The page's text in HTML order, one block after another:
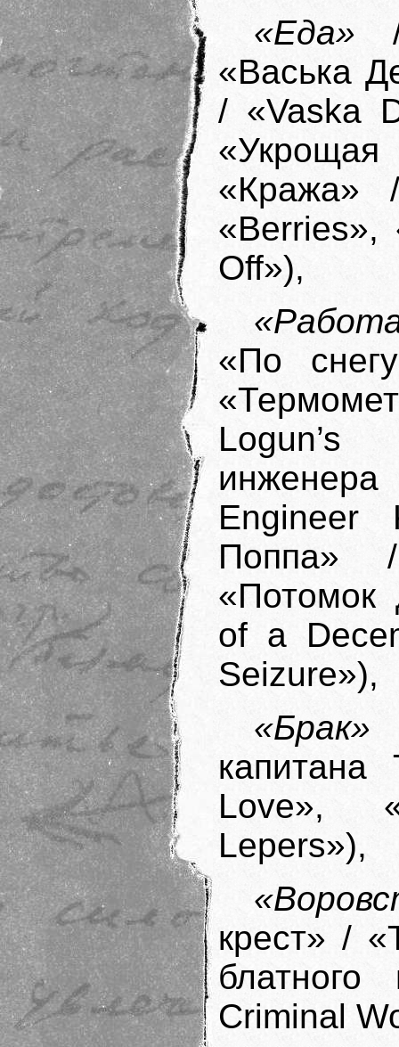
«Еда» /
«Васька
/ «Vaska
«Укрощая
«Кража»
Off»),
«По
Engineer
Поппа»
«Потомок
of a
Seizure»),
«Брак»
капитана
Love»,
Lepers»),
крест» /
Criminal